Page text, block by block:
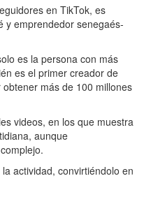
en TikTok, es
y emprendedor senegaés-
es la persona con más
es el primer creador de
más de 100 millones
videos, en los que muestra
aunque
actividad, convirtiéndolo en